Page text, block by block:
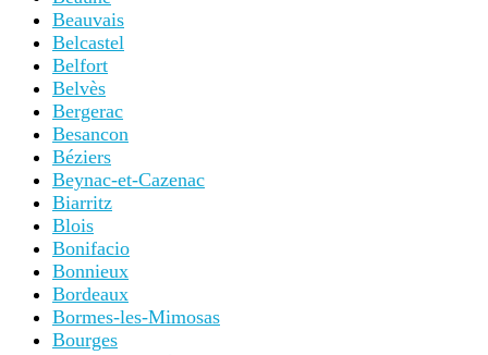
Beauvais
Belcastel
Belfort
Belvès
Bergerac
Besancon
Béziers
Beynac-et-Cazenac
Biarritz
Blois
Bonifacio
Bonnieux
Bordeaux
Bormes-les-Mimosas
Bourges